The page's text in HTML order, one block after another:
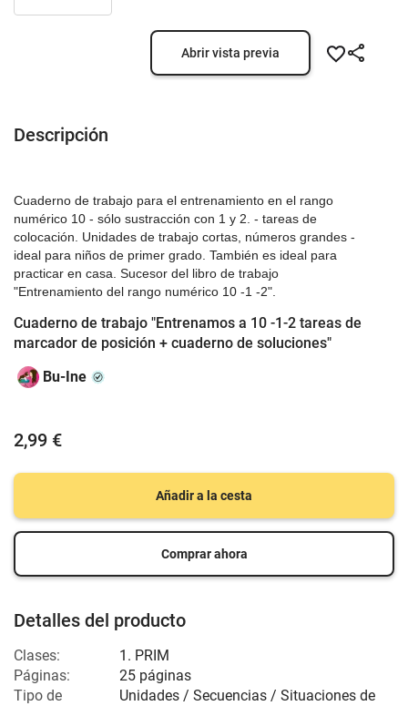
Abrir vista previa
Descripción
Cuaderno de trabajo para el entrenamiento en el rango
numérico 10 - sólo sustracción con 1 y 2. - tareas de
colocación. Unidades de trabajo cortas, números grandes -
ideal para niños de primer grado. También es ideal para
practicar en casa. Sucesor del libro de trabajo
"Entrenamiento del rango numérico 10 -1 -2".
Cuaderno de trabajo "Entrenamos a 10 -1-2 tareas de
marcador de posición + cuaderno de soluciones"
Bu-Ine
2,99 €
Añadir a la cesta
Comprar ahora
Detalles del producto
Clases:
1. PRIM
Páginas:
25 páginas
Tipo de
Unidades / Secuencias / Situaciones de